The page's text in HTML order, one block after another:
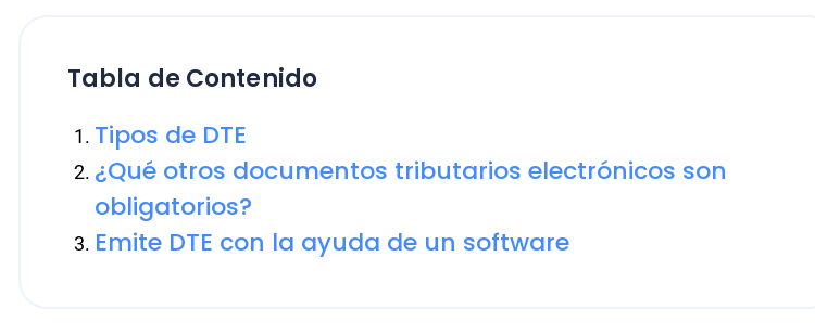
¿Qué otros documentos tributarios electrónicos son
obligatorios?
Emite DTE con la ayuda de un software
Documentos Tributarios Electrónicos (DTE)son la versión digital del
documento tributario en papel y poseen la misma validez fiscal y legal en Chile.